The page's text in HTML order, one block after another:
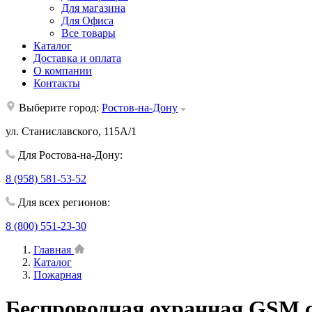
Для магазина
Для Офиса
Все товары
Каталог
Доставка и оплата
О компании
Контакты
Выберите город: Ростов-на-Дону
ул. Станиславского, 115А/1
Для Ростова-на-Дону:
8 (958) 581-53-52
Для всех регионов:
8 (800) 551-23-30
Главная
Каталог
Пожарная